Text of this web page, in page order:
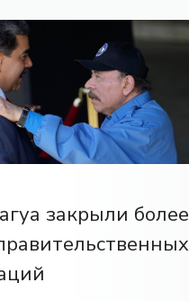
закрыли более